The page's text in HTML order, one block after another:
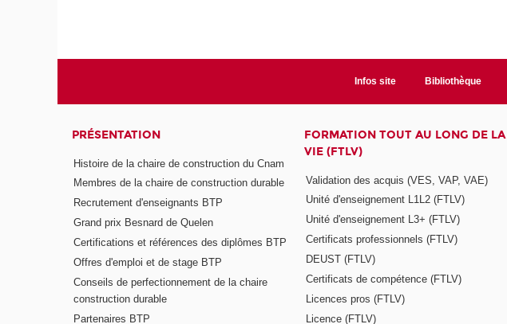
Infos site Bibliothèque
PRÉSENTATION
Histoire de la chaire de construction du Cnam
Membres de la chaire de construction durable
Recrutement d'enseignants BTP
Grand prix Besnard de Quelen
Certifications et références des diplômes BTP
Offres d'emploi et de stage BTP
Conseils de perfectionnement de la chaire
construction durable
Partenaires BTP
FORMATION TOUT AU LONG DE LA
VIE (FTLV)
Validation des acquis (VES, VAP, VAE)
Unité d'enseignement L1L2 (FTLV)
Unité d'enseignement L3+ (FTLV)
Certificats professionnels (FTLV)
DEUST (FTLV)
Certificats de compétence (FTLV)
Licences pros (FTLV)
Licence (FTLV)